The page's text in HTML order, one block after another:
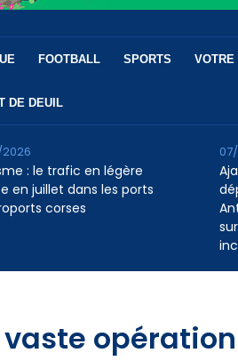
FOOTBALL SPORTS VOTRE
DE DEUIL
: le trafic en légère
en juillet dans les ports
corses